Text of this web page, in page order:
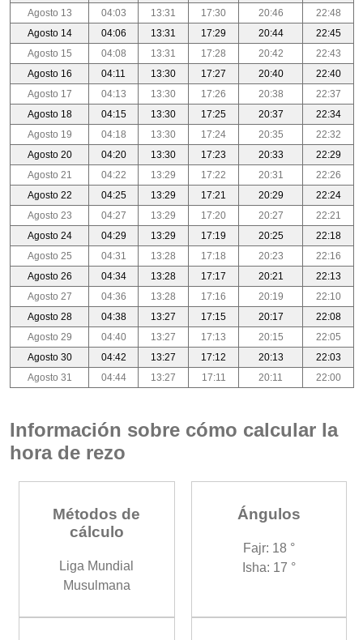
Agosto 13
04:03 13:31 17:30 20:46
22:48
Agosto 14
04:06 13:31 17:29 20:44
22:45
Agosto 15
04:08 13:31 17:28 20:42
22:43
Agosto 16
04:11 13:30 17:27 20:40
22:40
Agosto 17
04:13 13:30 17:26 20:38
22:37
Agosto 18
04:15 13:30 17:25 20:37
22:34
Agosto 19
04:18 13:30 17:24 20:35
22:32
Agosto 20
04:20 13:30 17:23 20:33
22:29
Agosto 21
04:22 13:29 17:22 20:31
22:26
Agosto 22
04:25 13:29 17:21 20:29
22:24
Agosto 23
04:27 13:29 17:20 20:27
22:21
Agosto 24
04:29 13:29 17:19 20:25
22:18
Agosto 25
04:31 13:28 17:18 20:23
22:16
Agosto 26
04:34 13:28 17:17 20:21
22:13
Agosto 27
04:36 13:28 17:16 20:19
22:10
Agosto 28
04:38 13:27 17:15 20:17
22:08
Agosto 29
04:40 13:27 17:13 20:15
22:05
Agosto 30
04:42 13:27 17:12 20:13
22:03
Agosto 31
04:44 13:27 17:11 20:11 22:00
Información sobre cómo calcular la
hora de rezo
Métodos de
cálculo
Liga Mundial
Musulmana
Ángulos
Fajr: 18 °
Isha: 17 °